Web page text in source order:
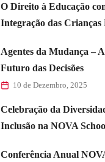
O Direito à Educação
Integração das Crianças
Agentes da Mudança –
Futuro das Decisões
10 de Dezembro, 2025
Celebração da
Inclusão na NOVA
Conferência Anual